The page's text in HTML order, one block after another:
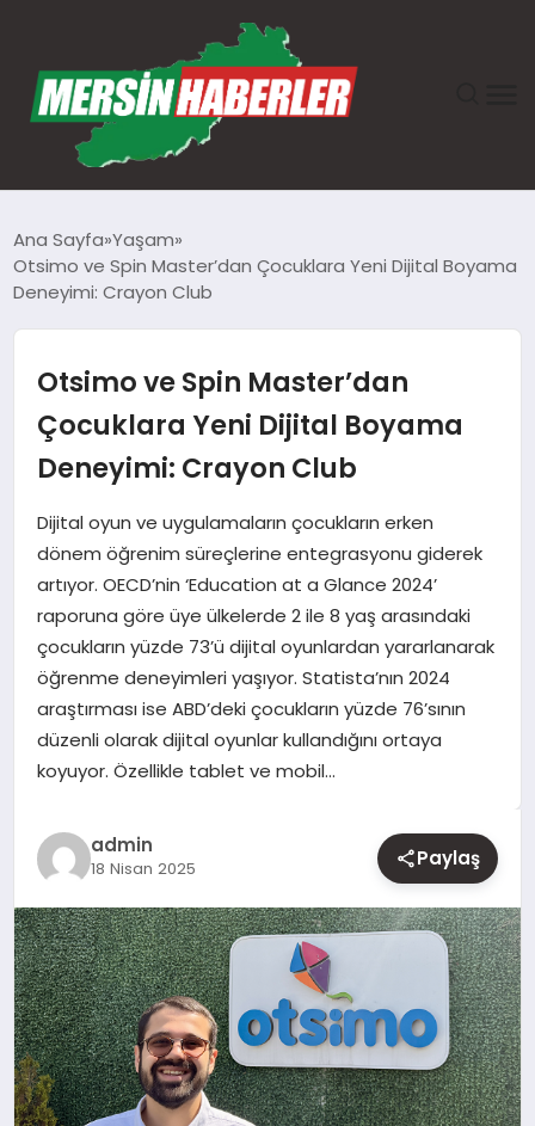
GÜNDEM
TEKNOLOJI
SPOR
YAŞAM
EĞITIM
Ana Sayfa Yaşam
Otsimo ve Spin Master’dan Çocuklara Yeni Dijital Boyama
Deneyimi: Crayon Club
Otsimo ve Spin Master’dan
Çocuklara Yeni Dijital Boyama
Deneyimi: Crayon Club
Dijital oyun ve uygulamaların çocukların erken
dönem öğrenim süreçlerine entegrasyonu giderek
artıyor. OECD’nin ‘Education at a Glance 2024’
raporuna göre üye ülkelerde 2 ile 8 yaş arasındaki
çocukların yüzde 73’ü dijital oyunlardan yararlanarak
öğrenme deneyimleri yaşıyor. Statista’nın 2024
araştırması ise ABD’deki çocukların yüzde 76’sının
düzenli olarak dijital oyunlar kullandığını ortaya
koyuyor. Özellikle tablet ve mobil…
admin
18 Nisan 2025 Paylaş